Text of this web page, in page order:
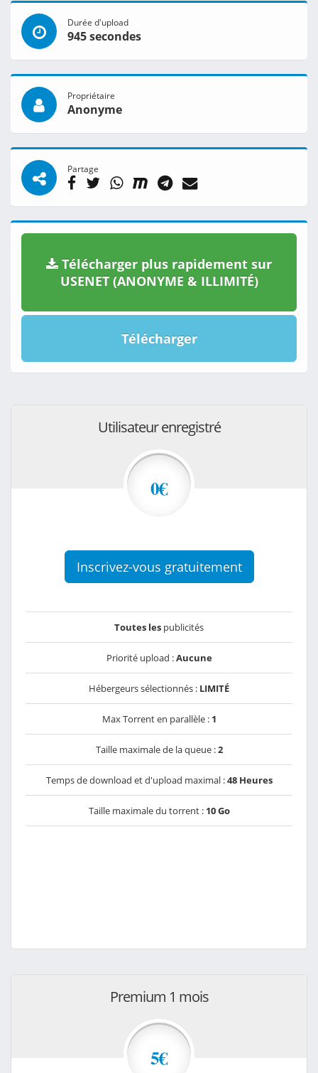
Durée d'upload
945 secondes
Propriétaire
Anonyme
Partage
Télécharger plus rapidement sur
USENET (ANONYME & ILLIMITÉ)
Télécharger
Utilisateur enregistré
0€
Inscrivez-vous gratuitement
Toutes les publicités
Priorité upload :Aucune
Hébergeurs sélectionnés : LIMITÉ
Max Torrent en parallèle : 1
Taille maximale de la queue :2
Temps de download et d'upload maximal :48 Heures
Taille maximale du torrent : 10 Go
Premium 1 mois
5€